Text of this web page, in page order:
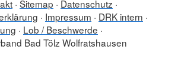
Sitemap
Datenschutz
Impressum
DRK intern
Lob / Beschwerde
Bad Tölz Wolfratshausen